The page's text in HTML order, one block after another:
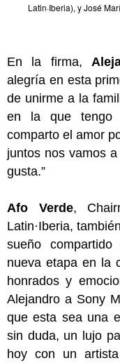
Latin·Iberia), y José
Foto:
En la firma,
alegría en esta
de unirme a la
en la que tengo
comparto el amor
juntos nos vamos
gusta.”
Afo Verde,
Latin·Iberia,
sueño
nueva etapa en la
honrados y
Alejandro a Sony
que esta sea una
sin duda, un lujo
hoy con un